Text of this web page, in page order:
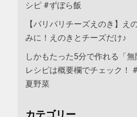
シピ #ずぼら飯
【パリパリチーズえのき】え
みに！えのきとチーズだけ♪
しかもたった5分で作れる「
レシピは概要欄でチェック！
夏野菜
カテゴリー